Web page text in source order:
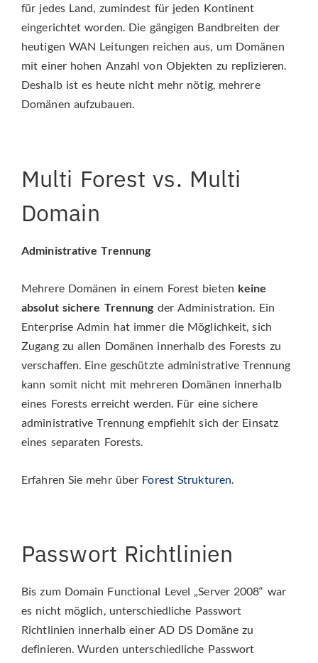
für jedes Land, zumindest für jeden Kontinent
eingerichtet worden. Die gängigen Bandbreiten der
heutigen WAN Leitungen reichen aus, um Domänen
mit einer hohen Anzahl von Objekten zu replizieren.
Deshalb ist es heute nicht mehr nötig, mehrere
Domänen aufzubauen.
Multi Forest vs. Multi
Domain
Administrative Trennung
Mehrere Domänen in einem Forest bieten keine
absolut sichere Trennung der Administration. Ein
Enterprise Admin hat immer die Möglichkeit, sich
Zugang zu allen Domänen innerhalb des Forests zu
verschaffen. Eine geschützte administrative Trennung
kann somit nicht mit mehreren Domänen innerhalb
eines Forests erreicht werden. Für eine sichere
administrative Trennung empfiehlt sich der Einsatz
eines separaten Forests.
Erfahren Sie mehr über Forest Strukturen
Passwort Richtlinien
Bis zum Domain Functional Level „Server 2008“ war
es nicht möglich, unterschiedliche Passwort
Richtlinien innerhalb einer AD DS Domäne zu
definieren. Wurden unterschiedliche Passwort